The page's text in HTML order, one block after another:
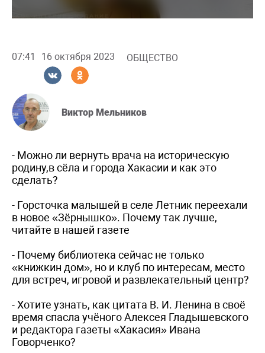
07:41 16 октября 2023 ОБЩЕСТВО
Виктор Мельников
- Можно ли вернуть врача на историческую
родину,в сёла и города Хакасии и как это
сделать?
- Горсточка малышей в селе Летник переехали
в новое «Зёрнышко». Почему так лучше,
читайте в нашей газете
- Почему библиотека сейчас не только
«книжкин дом», но и клуб по интересам, место
для встреч, игровой и развлекательный центр?
- Хотите узнать, как цитата В. И. Ленина в своё
время спасла учёного Алексея Гладышевского
и редактора газеты «Хакасия» Ивана
Говорченко?